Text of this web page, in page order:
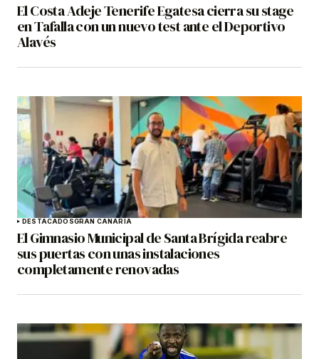
El Costa Adeje Tenerife Egatesa cierra su stage
en Tafalla con un nuevo test ante el Deportivo
Alavés
DESTACADOSGRAN CANARIA
El Gimnasio Municipal de Santa Brígida reabre
sus puertas con unas instalaciones
completamente renovadas